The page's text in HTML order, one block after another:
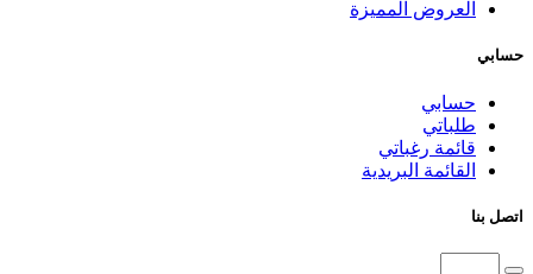
العروض المميزة
حسابي
حسابي
طلباتي
قائمة رغباتي
القائمة البريدية
اتصل بنا